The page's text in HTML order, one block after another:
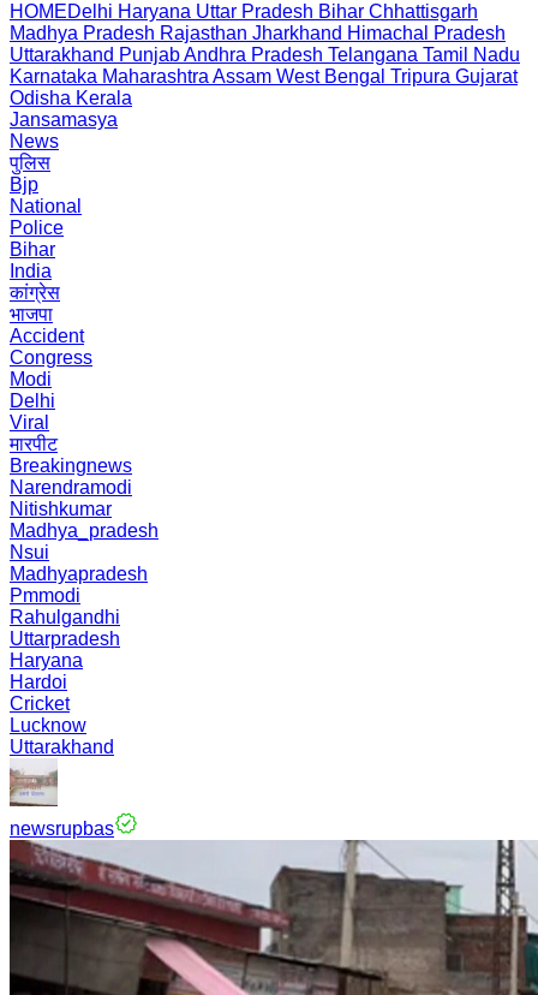
HOMEDelhi Haryana Uttar Pradesh Bihar Chhattisgarh
Madhya Pradesh Rajasthan Jharkhand Himachal Pradesh
Uttarakhand PunjabAndhra Pradesh Telangana Tamil Nadu
Karnataka Maharashtra Assam West Bengal Tripura Gujarat
Odisha Kerala
Jansamasya
News
पुलिस
Bjp
National
Police
Bihar
India
कांग्रेस
भाजपा
Accident
Congress
Modi
Delhi
Viral
मारपीट
Breakingnews
Narendramodi
Nitishkumar
Madhya_pradesh
Nsui
Madhyapradesh
Pmmodi
Rahulgandhi
Uttarpradesh
Haryana
Hardoi
Cricket
Lucknow
Uttarakhand
newsrupbas